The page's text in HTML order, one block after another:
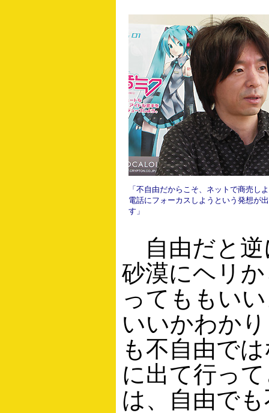
「不自由だからこそ、ネットで商売し
電話にフォーカスしようという発想が
す」
自由だと逆
砂漠にヘリ
ってももい
いいかわか
も不自由で
に出て行っ
は、自由で